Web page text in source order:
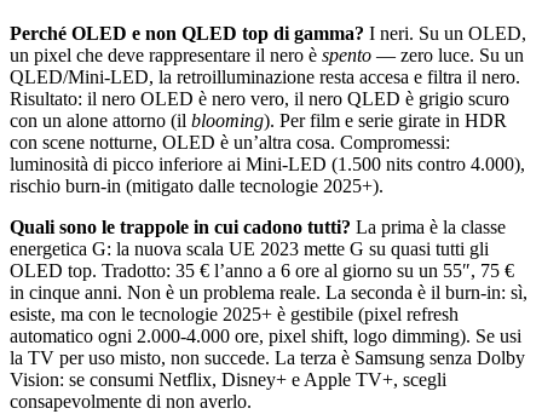
Perché OLED e non QLED top di gamma? I neri. Su un OLED,
un pixel che deve rappresentare il nero è spento — zero luce. Su un
QLED/Mini-LED, la retroilluminazione resta accesa e filtra il nero.
Risultato: il nero OLED è nero vero, il nero QLED è grigio scuro
con un alone attorno (il blooming). Per film e serie girate in HDR
con scene notturne, OLED è un’altra cosa. Compromessi:
luminosità di picco inferiore ai Mini-LED (1.500 nits contro 4.000),
rischio burn-in (mitigato dalle tecnologie 2025+).
Quali sono le trappole in cui cadono tutti? La prima è la classe
energetica G: la nuova scala UE 2023 mette G su quasi tutti gli
OLED top. Tradotto: 35 € l’anno a 6 ore al giorno su un 55″, 75 €
in cinque anni. Non è un problema reale. La seconda è il burn-in: sì,
esiste, ma con le tecnologie 2025+ è gestibile (pixel refresh
automatico ogni 2.000-4.000 ore, pixel shift, logo dimming). Se usi
la TV per uso misto, non succede. La terza è Samsung senza Dolby
Vision: se consumi Netflix, Disney+ e Apple TV+, scegli
consapevolmente di non averlo.